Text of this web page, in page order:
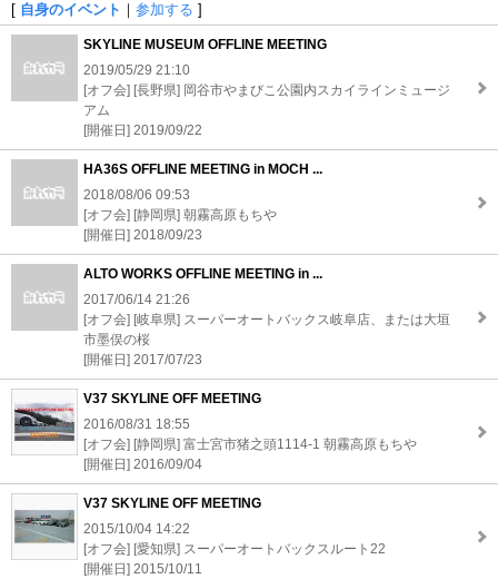
[ 自身のイベント ｜ 参加する ]
SKYLINE MUSEUM OFFLINE MEETING
2019/05/29 21:10
[オフ会] [長野県] 岡谷市やまびこ公園内スカイラインミュージ
アム
[開催日] 2019/09/22
HA36S OFFLINE MEETING in MOCH ...
2018/08/06 09:53
[オフ会] [静岡県] 朝霧高原もちや
[開催日] 2018/09/23
ALTO WORKS OFFLINE MEETING in ...
2017/06/14 21:26
[オフ会] [岐阜県] スーパーオートバックス岐阜店、または大垣
市墨俣の桜
[開催日] 2017/07/23
V37 SKYLINE OFF MEETING
2016/08/31 18:55
[オフ会] [静岡県] 富士宮市猪之頭1114-1 朝霧高原もちや
[開催日] 2016/09/04
V37 SKYLINE OFF MEETING
2015/10/04 14:22
[オフ会] [愛知県] スーパーオートバックスルート22
[開催日] 2015/10/11